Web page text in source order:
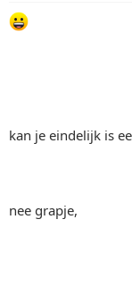
kan je eindelijk is
nee grapje,